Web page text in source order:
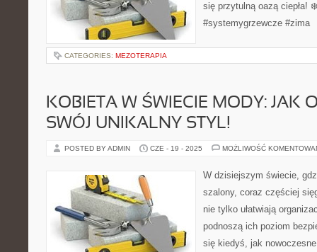
się przytulną oazą ciepła!
#systemygrzewcze #zima
CATEGORIES: MEZOTERAPIA
KOBIETA W ŚWIECIE MODY: JAK
SWÓJ UNIKALNY STYL!
POSTED BY ADMIN CZE - 19 - 2025 MOŻLIWOŚĆ
W dzisiejszym świecie,
szalony, coraz częściej
nie tylko ułatwiają
podnoszą ich poziom
się kiedyś, jak